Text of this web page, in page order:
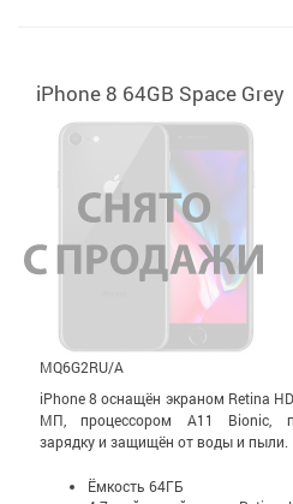
iPhone 8 64GB Space Grey
MQ6G2RU/A
iPhone 8 оснащён экраном Retina
МП, процессором A11 Bionic,
зарядку и защищён от воды и пыли.
Ёмкость 64ГБ